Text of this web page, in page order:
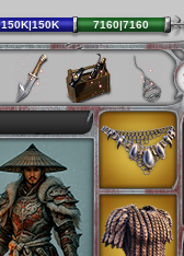
150K|150K 7160|7160